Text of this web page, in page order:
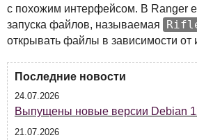
с похожим интерфейсом. В Ranger
запуска файлов, называемая
открывать файлы в зависимости от
Последние новости
24.07.2026
Выпущены новые версии Debian
21.07.2026